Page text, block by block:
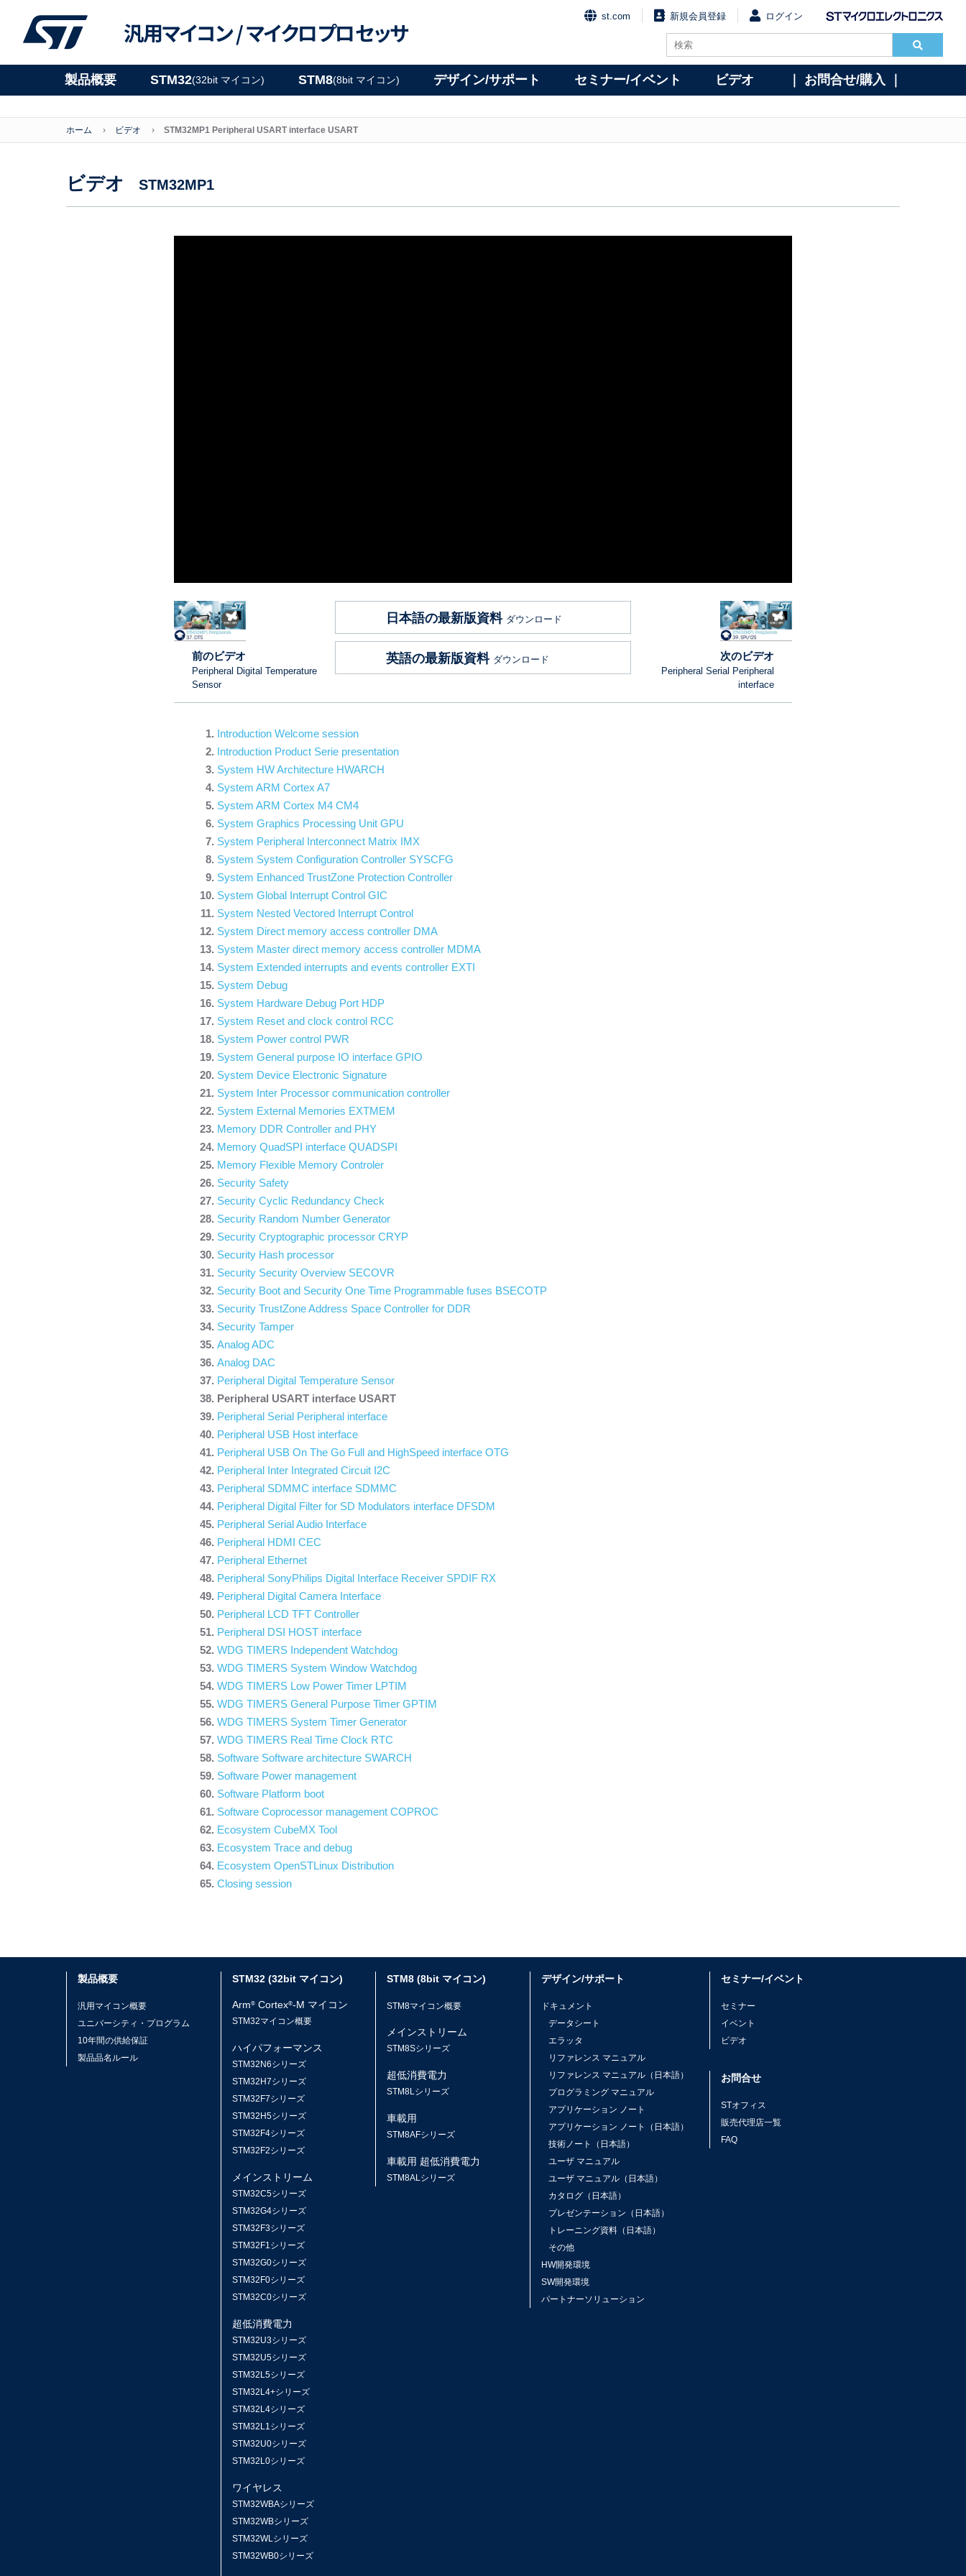
汎用マイコン /マイクロプロセッサ
st.com 新規会員登録 ログイン
製品概要 STM32(32bit マイコン) STM8(8bit マイコン) デザイン/サポート セミナー/イベント ビデオ ｜ お問合せ/購入 ｜
ホーム ビデオ STM32MP1 Peripheral USART interface USART
ビデオ STM32MP1
前のビデオ
Peripheral Digital Temperature
Sensor
日本語の最新版資料 ダウンロード
英語の最新版資料 ダウンロード 次のビデオ
Peripheral Serial Peripheral
interface
Introduction Welcome session
Introduction Product Serie presentation
System HW Architecture HWARCH
System ARM Cortex A7
System ARM Cortex M4 CM4
System Graphics Processing Unit GPU
System Peripheral Interconnect Matrix IMX
System System Configuration Controller SYSCFG
System Enhanced TrustZone Protection Controller
System Global Interrupt Control GIC
System Nested Vectored Interrupt Control
System Direct memory access controller DMA
System Master direct memory access controller MDMA
System Extended interrupts and events controller EXTI
System Debug
System Hardware Debug Port HDP
System Reset and clock control RCC
System Power control PWR
System General purpose IO interface GPIO
System Device Electronic Signature
System Inter Processor communication controller
System External Memories EXTMEM
Memory DDR Controller and PHY
Memory QuadSPI interface QUADSPI
Memory Flexible Memory Controler
Security Safety
Security Cyclic Redundancy Check
Security Random Number Generator
Security Cryptographic processor CRYP
Security Hash processor
Security Security Overview SECOVR
Security Boot and Security One Time Programmable fuses BSECOTP
Security TrustZone Address Space Controller for DDR
Security Tamper
Analog ADC
Analog DAC
Peripheral Digital Temperature Sensor
Peripheral USART interface USART
Peripheral Serial Peripheral interface
Peripheral USB Host interface
Peripheral USB On The Go Full and HighSpeed interface OTG
Peripheral Inter Integrated Circuit I2C
Peripheral SDMMC interface SDMMC
Peripheral Digital Filter for SD Modulators interface DFSDM
Peripheral Serial Audio Interface
Peripheral HDMI CEC
Peripheral Ethernet
Peripheral SonyPhilips Digital Interface Receiver SPDIF RX
Peripheral Digital Camera Interface
Peripheral LCD TFT Controller
Peripheral DSI HOST interface
WDG TIMERS Independent Watchdog
WDG TIMERS System Window Watchdog
WDG TIMERS Low Power Timer LPTIM
WDG TIMERS General Purpose Timer GPTIM
WDG TIMERS System Timer Generator
WDG TIMERS Real Time Clock RTC
Software Software architecture SWARCH
Software Power management
Software Platform boot
Software Coprocessor management COPROC
Ecosystem CubeMX Tool
Ecosystem Trace and debug
Ecosystem OpenSTLinux Distribution
Closing session
製品概要
汎用マイコン概要
ユニバーシティ・プログラム
10年間の供給保証
製品品名ルール
STM32 (32bit マイコン)
Arm® Cortex®-M マイコン
STM32マイコン概要
ハイパフォーマンス
STM32N6シリーズ
STM32H7シリーズ
STM32F7シリーズ
STM32H5シリーズ
STM32F4シリーズ
STM32F2シリーズ
メインストリーム
STM32C5シリーズ
STM32G4シリーズ
STM32F3シリーズ
STM32F1シリーズ
STM32G0シリーズ
STM32F0シリーズ
STM32C0シリーズ
超低消費電力
STM32U3シリーズ
STM32U5シリーズ
STM32L5シリーズ
STM32L4+シリーズ
STM32L4シリーズ
STM32L1シリーズ
STM32U0シリーズ
STM32L0シリーズ
ワイヤレス
STM32WBAシリーズ
STM32WBシリーズ
STM32WLシリーズ
STM32WB0シリーズ
STM8 (8bit マイコン)
STM8マイコン概要
メインストリーム
STM8Sシリーズ
超低消費電力
STM8Lシリーズ
車載用
STM8AFシリーズ
車載用 超低消費電力
STM8ALシリーズ
デザイン/サポート
ドキュメント
データシート
エラッタ
リファレンス マニュアル
リファレンス マニュアル（日本語）
プログラミング マニュアル
アプリケーション ノート
アプリケーション ノート（日本語）
技術ノート（日本語）
ユーザ マニュアル
ユーザ マニュアル（日本語）
カタログ（日本語）
プレゼンテーション（日本語）
トレーニング資料（日本語）
その他
HW開発環境
SW開発環境
パートナーソリューション
セミナー/イベント
セミナー
イベント
ビデオ
お問合せ
STオフィス
販売代理店一覧
FAQ